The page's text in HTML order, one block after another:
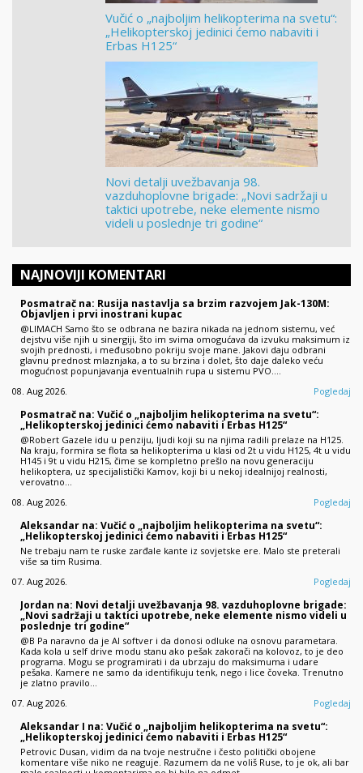
Vučić o „najboljim helikopterima na svetu“:
„Helikopterskoj jedinici ćemo nabaviti i
Erbas H125“
Novi detalji uvežbavanja 98.
vazduhoplovne brigade: „Novi sadržaji u
taktici upotrebe, neke elemente nismo
videli u poslednje tri godine“
NAJNOVIJI KOMENTARI
Posmatrač na: Rusija nastavlja sa brzim razvojem Jak-130M:
Objavljen i prvi inostrani kupac
@LIMACH Samo što se odbrana ne bazira nikada na jednom sistemu, već
dejstvu više njih u sinergiji, što im svima omogućava da izvuku maksimum iz
svojih prednosti, i međusobno pokriju svoje mane. Jakovi daju odbrani
glavnu prednost mlaznjaka, a to su brzina i dolet, što daje daleko veću
mogućnost popunjavanja eventualnih rupa u sistemu PVO.…
08. Aug 2026.
Pogledaj
Posmatrač na: Vučić o „najboljim helikopterima na svetu“:
„Helikopterskoj jedinici ćemo nabaviti i Erbas H125“
@Robert Gazele idu u penziju, ljudi koji su na njima radili prelaze na H125.
Na kraju, formira se flota sa helikopterima u klasi od 2t u vidu H125, 4t u vidu
H145 i 9t u vidu H215, čime se kompletno prešlo na novu generaciju
helikoptera, uz specijalistički Kamov, koji bi u nekoj idealnijoj realnosti,
verovatno…
08. Aug 2026.
Pogledaj
Aleksandar na: Vučić o „najboljim helikopterima na svetu“:
„Helikopterskoj jedinici ćemo nabaviti i Erbas H125“
Ne trebaju nam te ruske zarđale kante iz sovjetske ere. Malo ste preterali
više sa tim Rusima.
07. Aug 2026.
Pogledaj
Jordan na: Novi detalji uvežbavanja 98. vazduhoplovne brigade:
„Novi sadržaji u taktici upotrebe, neke elemente nismo videli u
poslednje tri godine“
@B Pa naravno da je AI softver i da donosi odluke na osnovu parametara.
Kada kola u self drive modu stanu ako pešak zakorači na kolovoz, to je deo
programa. Mogu se programirati i da ubrzaju do maksimuma i udare
pešaka. Kamere ne samo da identifikuju tenk, nego i lice čoveka. Trenutno
je zlatno pravilo…
07. Aug 2026.
Pogledaj
Aleksandar I na: Vučić o „najboljim helikopterima na svetu“:
„Helikopterskoj jedinici ćemo nabaviti i Erbas H125“
Petrovic Dusan, vidim da na tvoje nestručne i često politički obojene
komentare više niko ne reaguje. Razumem da ne voliš Ruse, to je ok, ali bar